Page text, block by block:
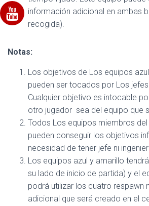
información adicional en ambas
recogida).
Notas:
Los objetivos de Los equipos
pueden ser tocados por Los
Cualquier objetivo es intocable
otro jugador sea del equipo que
Todos Los equipos miembros
pueden conseguir los objetivos
necesidad de tener jefe ni
Los equipos azul y amarillo
su lado de inicio de partida) y el
podrá utilizar los cuatro respawn
adicional que será creado en el